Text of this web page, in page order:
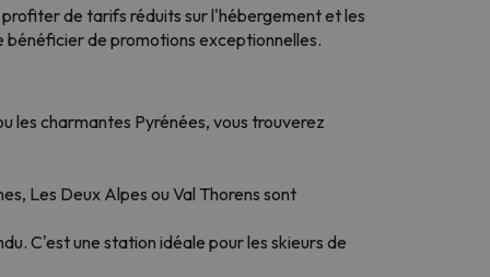
de tarifs réduits sur l'hébergement et les
bénéficier de promotions exceptionnelles.
les charmantes Pyrénées, vous trouverez
Les Deux Alpes ou Val Thorens sont
C'est une station idéale pour les skieurs de